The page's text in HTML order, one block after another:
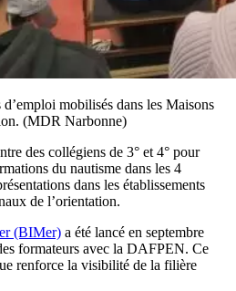
mobilisés dans les Maisons
(MDR Narbonne)
des collégiens de 3° et 4° pour
du nautisme dans les 4
dans les établissements
de l’orientation.
(BIMer) a été lancé en septembre
formateurs avec la DAFPEN. Ce
renforce la visibilité de la filière